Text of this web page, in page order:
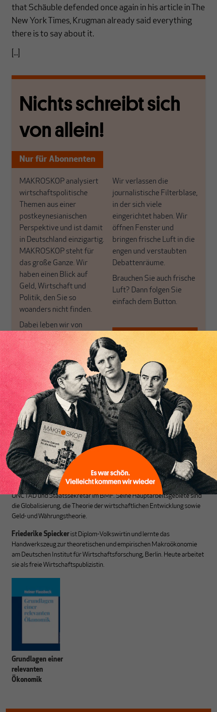
that Schäuble defended once again in his article in The
New York Times, Krugman already said everything
there is to say about it.
[...]
Nichts schreibt sich
von allein!
Nur für Abonnenten
MAKROSKOP analysiert
wirtschaftspolitische
Themen aus einer
postkeynesianischen
Perspektive und ist damit
in Deutschland einzigartig.
MAKROSKOP steht für
das große Ganze. Wir
haben einen Blick auf
Geld, Wirtschaft und
Politik, den Sie so
woanders nicht finden.
Dabei leben wir von
unseren Autoren, ihren
Recherchen, ihrem Wissen
und ihrem Enthusiasmus.
Gemeinsam scheren wir
aus den schmaler
werdenden Leitplanken
des Denkens aus.
Wir verlassen die
journalistische Filterblase,
in der sich viele
eingerichtet haben. Wir
öffnen Fenster und
bringen frische Luft in die
engen und verstaubten
Debattenräume.
Brauchen Sie auch frische
Luft? Dann folgen Sie
einfach dem Button.
ABONNIEREN SIE
MAKROSKOP
Schon Abonnent? Dann
hiereinloggen!
Heiner Flassbeck ist Mitbegründer von MAKROSKOP.Er war
Honorarprofessor an der Universität Hamburg, Chef-Volkswirt der
UNCTAD und Staatssekretär im BMF. Seine Hauptarbeitsgebiete sind
die Globalisierung, die Theorie der wirtschaftlichen Entwicklung sowie
Geld- und Währungstheorie.
Friederike Spiecker ist Diplom-Volkswirtin und lernte das
Handwerkszeug zur theoretischen und empirischen Makroökonomie
am Deutschen Institut für Wirtschaftsforschung, Berlin. Heute arbeitet
sie als freie Wirtschaftspublizistin.
Grundlagen einer
relevanten
Ökonomik